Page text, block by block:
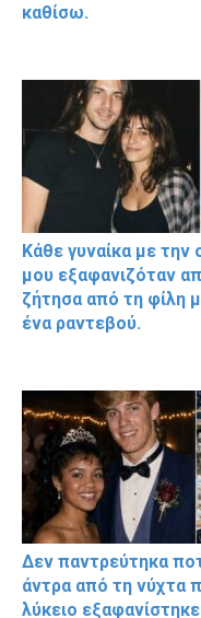
καθίσω.
Κάθε γυναίκα με την
μου εξαφανιζόταν
ζήτησα από τη φίλη
ένα ραντεβού.
Δεν παντρεύτηκα
άντρα από τη νύχτα
λύκειο